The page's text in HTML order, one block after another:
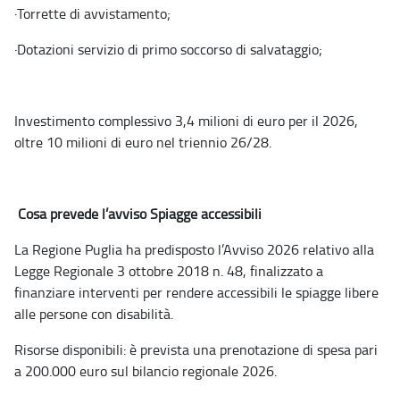
·Torrette di avvistamento;
·Dotazioni servizio di primo soccorso di salvataggio;
Investimento complessivo 3,4 milioni di euro per il 2026,
oltre 10 milioni di euro nel triennio 26/28.
Cosa prevede l’avviso Spiagge accessibili
La Regione Puglia ha predisposto l’Avviso 2026 relativo alla
Legge Regionale 3 ottobre 2018 n. 48, finalizzato a
finanziare interventi per rendere accessibili le spiagge libere
alle persone con disabilità.
Risorse disponibili: è prevista una prenotazione di spesa pari
a 200.000 euro sul bilancio regionale 2026.